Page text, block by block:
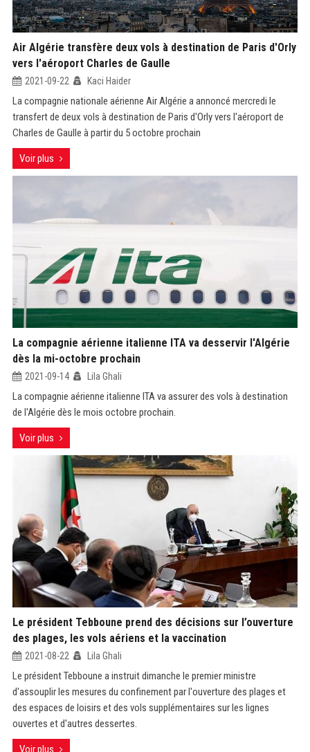
Air Algérie transfère deux vols à destination de Paris d'Orly
vers l'aéroport Charles de Gaulle
2021-09-22 Kaci Haider
La compagnie nationale aérienne Air Algérie a annoncé mercredi le
transfert de deux vols à destination de Paris d'Orly vers l'aéroport de
Charles de Gaulle à partir du 5 octobre prochain
Voir plus
La compagnie aérienne italienne ITA va desservir l'Algérie
dès la mi-octobre prochain
2021-09-14 Lila Ghali
La compagnie aérienne italienne ITA va assurer des vols à destination
de l'Algérie dès le mois octobre prochain.
Voir plus
Le président Tebboune prend des décisions sur l’ouverture
des plages, les vols aériens et la vaccination
2021-08-22 Lila Ghali
Le président Tebboune a instruit dimanche le premier ministre
d'assouplir les mesures du confinement par l'ouverture des plages et
des espaces de loisirs et des vols supplémentaires sur les lignes
ouvertes et d'autres dessertes.
Voir plus